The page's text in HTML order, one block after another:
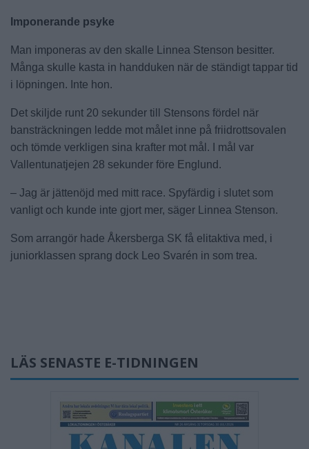
Imponerande psyke
Man imponeras av den skalle Linnea Stenson besitter.
Många skulle kasta in handduken när de ständigt tappar tid
i löpningen. Inte hon.
Det skiljde runt 20 sekunder till Stensons fördel när
bansträckningen ledde mot målet inne på friidrottsovalen
och tömde verkligen sina krafter mot mål. I mål var
Vallentunatjejen 28 sekunder före Englund.
– Jag är jättenöjd med mitt race. Spyfärdig i slutet som
vanligt och kunde inte gjort mer, säger Linnea Stenson.
Som arrangör hade Åkersberga SK få elitaktiva med, i
juniorklassen sprang dock Leo Svarén in som trea.
LÄS SENASTE E-TIDNINGEN